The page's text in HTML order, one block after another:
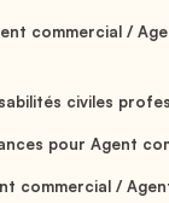
commercial /
civiles
pour Agent
commercial /